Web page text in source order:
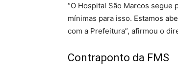
“O Hospital São Marcos
mínimas para isso. Estamos
com a Prefeitura”, afirmou o
Contraponto da FMS